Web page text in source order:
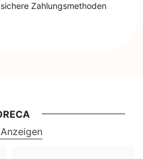
Zahlungsmethoden